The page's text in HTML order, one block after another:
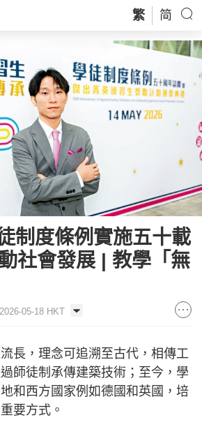
繁 简
制度條例實施五十載
社會發展 | 教學「無
05-18 HKT
，理念可追溯至古代，相傳工
師徒制承傳建築技術；至今，學
和西方國家例如德國和英國，培
要方式。